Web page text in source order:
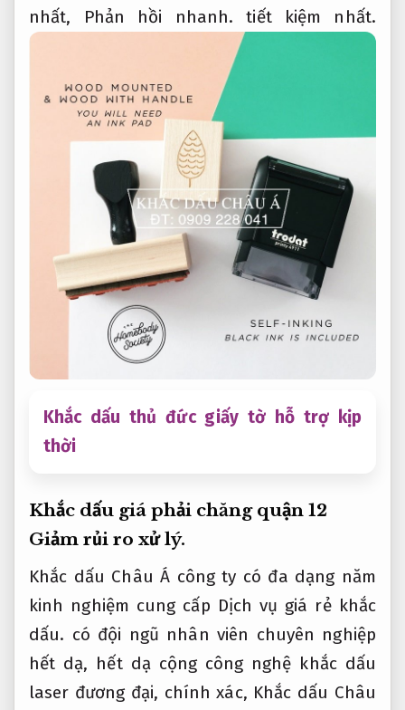
nhất,
Phản hồi nhanh. tiết kiệm nhất.
Khắc dấu thủ đức giấy tờ hỗ trợ kịp
thời
Khắc dấu giá phải chăng quận 12
Giảm rủi ro xử lý.
Khắc dấu Châu Á công ty có đa dạng năm
kinh nghiệm cung cấp Dịch vụ giá rẻ khắc
dấu. có đội ngũ nhân viên chuyên nghiệp
hết dạ, hết dạ cộng công nghệ khắc dấu
laser đương đại, chính xác, Khắc dấu Châu